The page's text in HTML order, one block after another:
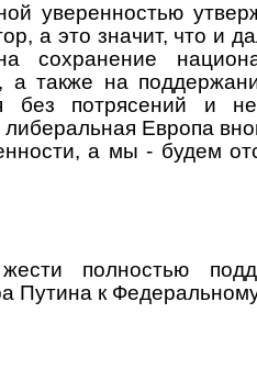
уверенностью
а это значит, что и
сохранение
а также на
без потрясений и
Европа
а мы - будем
полностью
Путина к